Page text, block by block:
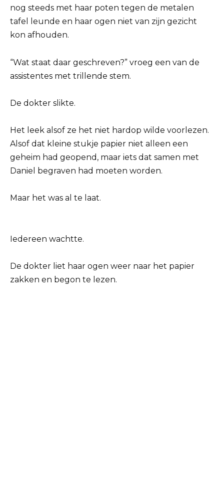
nog steeds met haar poten tegen de metalen
tafel leunde en haar ogen niet van zijn gezicht
kon afhouden.
“Wat staat daar geschreven?” vroeg een van de
assistentes met trillende stem.
De dokter slikte.
Het leek alsof ze het niet hardop wilde voorlezen.
Alsof dat kleine stukje papier niet alleen een
geheim had geopend, maar iets dat samen met
Daniel begraven had moeten worden.
Maar het was al te laat.
Iedereen wachtte.
De dokter liet haar ogen weer naar het papier
zakken en begon te lezen.